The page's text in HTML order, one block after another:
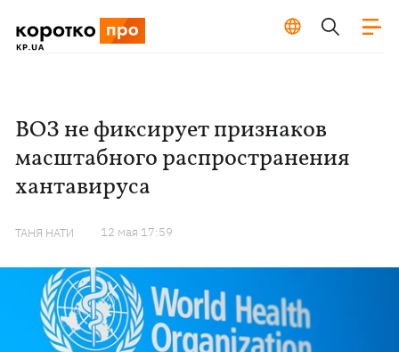
ВОЗ не фиксирует признаков
масштабного распространения
хантавируса
ТАНЯ НАТИ 12 мая 17:59